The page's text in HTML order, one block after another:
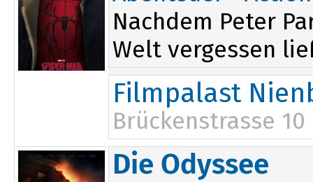
Nachdem Peter
Welt vergessen
Filmpalast
Brückenstrasse 10
19:45
Die Odyssee